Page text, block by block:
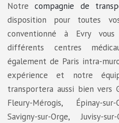
Notrecompagnie de
disposition pour toutes
conventionné à Evry
différents centres
également de Paris intra-
expérience et notre
transportera aussi bien vers
Fleury-Mérogis, Épinay-
Savigny-sur-Orge, Juvisy-